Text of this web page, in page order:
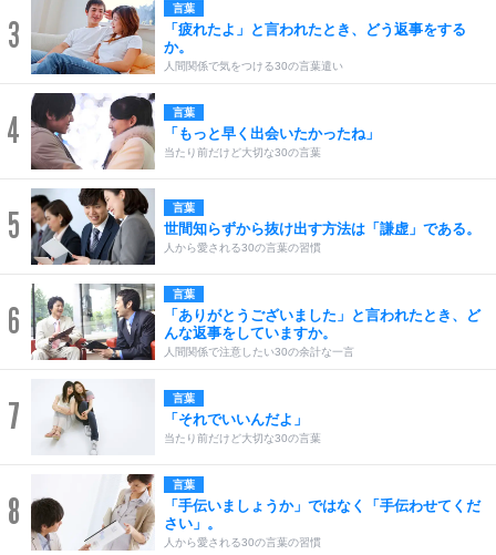
3
言葉
「疲れたよ」と言われたとき、どう返事をする
か。
人間関係で気をつける30の言葉遣い
4 言葉
「もっと早く出会いたかったね」
当たり前だけど大切な30の言葉
5 言葉
世間知らずから抜け出す方法は「謙虚」である。
人から愛される30の言葉の習慣
6
言葉
「ありがとうございました」と言われたとき、ど
んな返事をしていますか。
人間関係で注意したい30の余計な一言
7 言葉
「それでいいんだよ」
当たり前だけど大切な30の言葉
8
言葉
「手伝いましょうか」ではなく「手伝わせてくだ
さい」。
人から愛される30の言葉の習慣